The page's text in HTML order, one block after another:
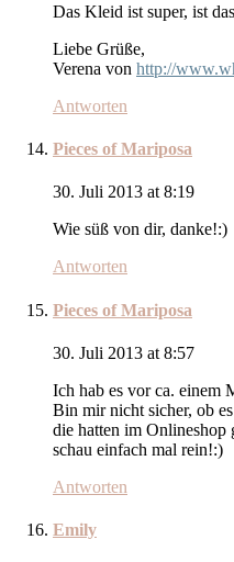
Das Kleid ist super, ist
Liebe Grüße,
Verena von http://
Antworten
Pieces of Mariposa
30. Juli 2013 at 8:19
Wie süß von dir, danke!:)
Antworten
Pieces of Mariposa
30. Juli 2013 at 8:57
Ich hab es vor ca. einem
Bin mir nicht sicher, ob
die hatten im Onlineshop
schau einfach mal rein!:)
Antworten
Emily